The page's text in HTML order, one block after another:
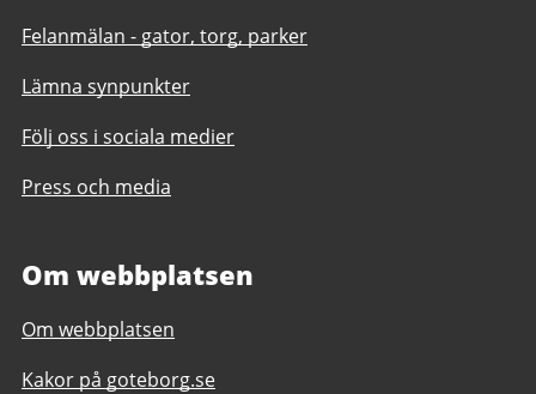
Felanmälan - gator, torg, parker
Lämna synpunkter
Följ oss i sociala medier
Press och media
Om webbplatsen
Om webbplatsen
Kakor på goteborg.se